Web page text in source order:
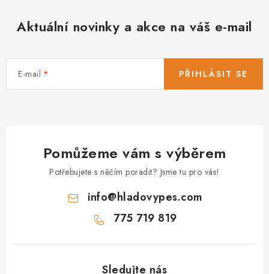
Aktuální novinky a akce na váš e-mail
E-mail PŘIHLÁSIT SE
Pomůžeme vám s výběrem
Potřebujete s něčím poradit? Jsme tu pro vás!
info@hladovypes.com
775 719 819